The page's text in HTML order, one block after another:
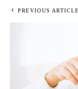
PREVIOUS ARTICLE